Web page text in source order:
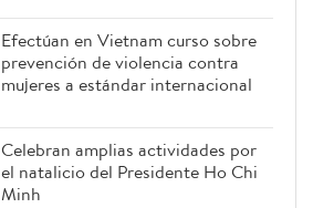
Efectúan en Vietnam curso sobre
prevención de violencia contra
mujeres a estándar internacional
Celebran amplias actividades por
el natalicio del Presidente Ho Chi
Minh